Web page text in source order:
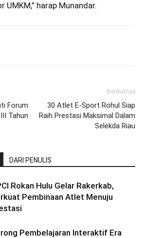
UMKM,” harap Munandar.
Forum
Tahun
Berikutnya
30 Atlet E-Sport Rohul Siap
Raih Prestasi Maksimal Dalam
Selekda Riau
DARI PENULIS
Rokan Hulu Gelar Rakerkab,
Pembinaan Atlet Menuju
Pembelajaran Interaktif Era